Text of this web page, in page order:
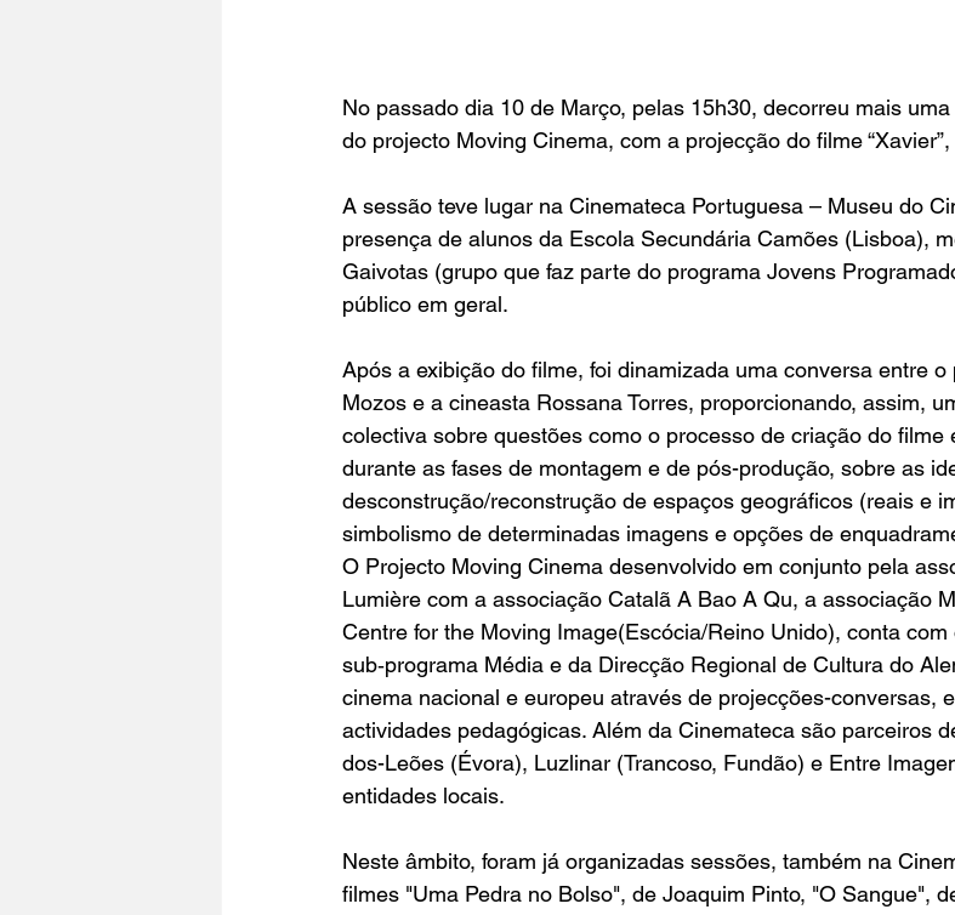
No passado dia 10 de Março, pelas 15h30, decorreu mais
do projecto Moving Cinema, com a projecção do filme “Xavier
A sessão teve lugar na Cinemateca Portuguesa – Museu do
presença de alunos da Escola Secundária Camões (Lisboa),
Gaivotas (grupo que faz parte do programa Jovens
público em geral.
Após a exibição do filme, foi dinamizada uma conversa entre
Mozos e a cineasta Rossana Torres, proporcionando, assim,
colectiva sobre questões como o processo de criação do filme
durante as fases de montagem e de pós-produção, sobre as
desconstrução/reconstrução de espaços geográficos (reais e
simbolismo de determinadas imagens e opções de
O Projecto Moving Cinema desenvolvido em conjunto pela
Lumière com a associação Catalã A Bao A Qu, a associação
Centre for the Moving Image(Escócia/Reino Unido), conta com
sub‐programa Média e da Direcção Regional de Cultura do
cinema nacional e europeu através de projecções-conversas,
actividades pedagógicas. Além da Cinemateca são parceiros
dos-Leões (Évora), Luzlinar (Trancoso, Fundão) e Entre
entidades locais.
Neste âmbito, foram já organizadas sessões, também na
filmes "Uma Pedra no Bolso", de Joaquim Pinto, "O Sangue",